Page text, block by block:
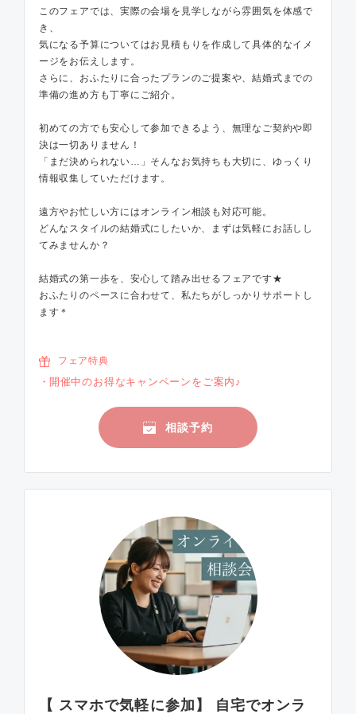
このフェアでは、実際の会場を見学しながら雰囲気を体感で
き、
気になる予算についてはお見積もりを作成して具体的なイメ
ージをお伝えします。
さらに、おふたりに合ったプランのご提案や、結婚式までの
準備の進め方も丁寧にご紹介。
初めての方でも安心して参加できるよう、無理なご契約や即
決は一切ありません！
「まだ決められない…」そんなお気持ちも大切に、ゆっくり
情報収集していただけます。
遠方やお忙しい方にはオンライン相談も対応可能。
どんなスタイルの結婚式にしたいか、まずは気軽にお話しし
てみませんか？
結婚式の第一歩を、安心して踏み出せるフェアです★
おふたりのペースに合わせて、私たちがしっかりサポートし
ます＊
フェア特典
開催中のお得なキャンペーンをご案内♪
相談予約
【 スマホで気軽に参加】 自宅でオンラ